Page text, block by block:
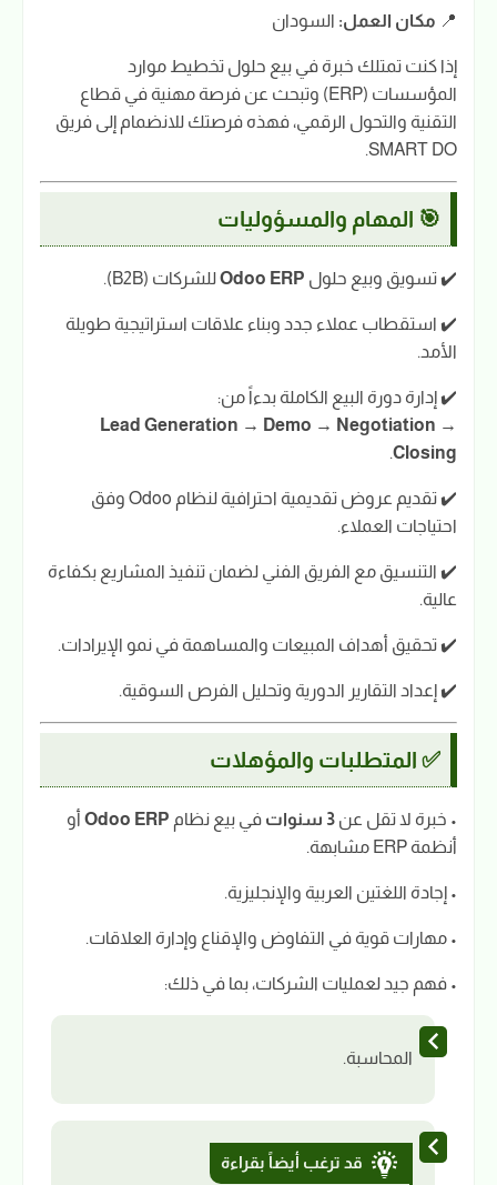
📍 مكان العمل: السودان
إذا كنت تمتلك خبرة في بيع حلول تخطيط موارد
المؤسسات (ERP) وتبحث عن فرصة مهنية في قطاع
التقنية والتحول الرقمي، فهذه فرصتك للانضمام إلى فريق
SMART DO.
🎯 المهام والمسؤوليات
✔️ تسويق وبيع حلول Odoo ERPللشركات (B2B).
✔️ استقطاب عملاء جدد وبناء علاقات استراتيجية طويلة
الأمد.
✔️ إدارة دورة البيع الكاملة بدءاً من:
Lead Generation → Demo → Negotiation →
Closing
.
✔️ تقديم عروض تقديمية احترافية لنظام Odoo وفق
احتياجات العملاء.
✔️ التنسيق مع الفريق الفني لضمان تنفيذ المشاريع بكفاءة
عالية.
✔️ تحقيق أهداف المبيعات والمساهمة في نمو الإيرادات.
✔️ إعداد التقارير الدورية وتحليل الفرص السوقية.
✅ المتطلبات والمؤهلات
• خبرة لا تقل عن 3 سنوات في بيع نظام Odoo ERP أو
أنظمة ERP مشابهة.
• إجادة اللغتين العربية والإنجليزية.
• مهارات قوية في التفاوض والإقناع وإدارة العلاقات.
• فهم جيد لعمليات الشركات، بما في ذلك:
المحاسبة.
قد ترغب أيضاً بقراءة